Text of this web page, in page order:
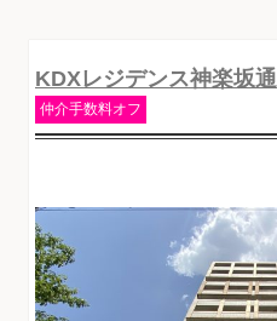
KDXレジデンス神楽坂通
仲介手数料オフ